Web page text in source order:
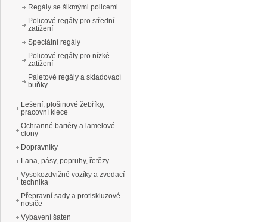
Regály se šikmými policemi
Policové regály pro střední
zatížení
Speciální regály
Policové regály pro nízké
zatížení
Paletové regály a skladovací
buňky
Lešení, plošinové žebříky,
pracovní klece
Ochranné bariéry a lamelové
clony
Dopravníky
Lana, pásy, popruhy, řetězy
Vysokozdvižné vozíky a zvedací
technika
Přepravní sady a protiskluzové
nosiče
Vybavení šaten